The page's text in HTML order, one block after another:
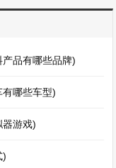
品有哪些品牌)
哪些车型)
器游戏)
)